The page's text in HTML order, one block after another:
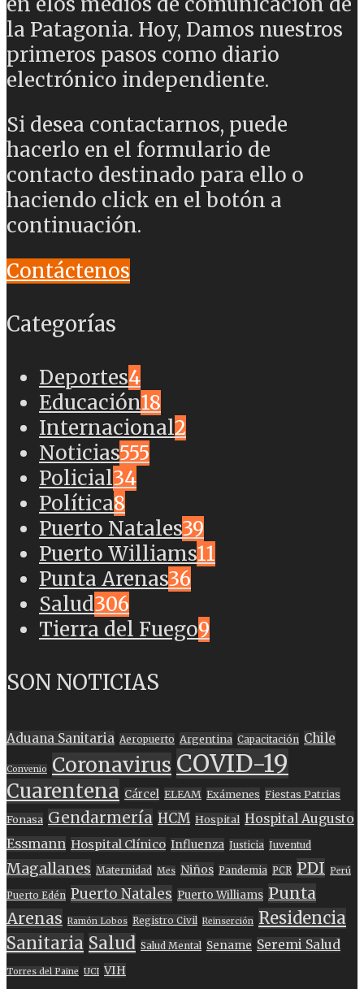
la Patagonia. Hoy, Damos nuestros
primeros pasos como diario
electrónico independiente.
Si desea contactarnos, puede
hacerlo en el formulario de
contacto destinado para ello o
haciendo click en el botón a
continuación.
Contáctenos
Categorías
Deportes4
Educación18
Internacional2
Noticias555
Policial34
Política8
Puerto Natales39
Puerto Williams11
Punta Arenas36
Salud306
Tierra del Fuego9
SON NOTICIAS
Aduana Sanitaria Aeropuerto Argentina Capacitación Chile
Convenio Coronavirus COVID-19
Cuarentena Cárcel ELEAM Exámenes Fiestas Patrias
Fonasa Gendarmería HCM Hospital Hospital Augusto
Essmann Hospital Clínico Influenza Justicia Juventud
Magallanes Maternidad Mes Niños Pandemia PCR PDI Perú
Puerto Edén Puerto Natales Puerto Williams Punta
Arenas Ramón Lobos Registro Civil Reinserción Residencia
Sanitaria Salud Salud Mental Sename Seremi Salud
Torres del Paine UCI VIH